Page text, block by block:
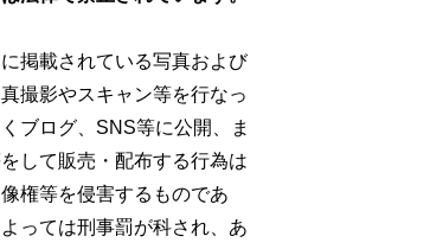
掲載されている写真および
撮影やスキャン等を行なっ
ブログ、SNS等に公開、ま
して販売・配布する行為は
権等を侵害するものであ
っては刑事罰が科され、あ